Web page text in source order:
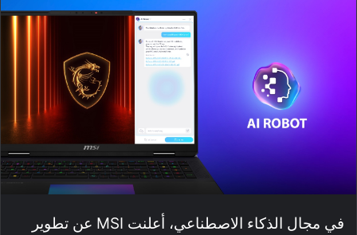
في مجال الذكاء الاصطناعي، أعلنت MSI عن تطوير